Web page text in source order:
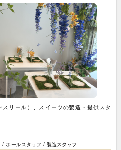
リール）、スイーツの製造・提供スタ
/ ホールスタッフ / 製造スタッフ